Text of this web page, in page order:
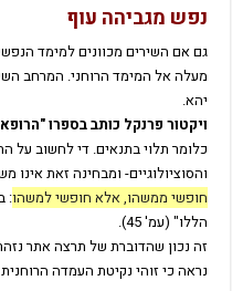
נפש מגביהה עוף
גם אם השירים מכוונים למימד
מעלה אל המימד הרוחני. המרחב
יהא.
ויקטור פרנקל כותב בספרו
כלומר תלוי בתנאים. די לחשוב על
והסוציולוגיים- ומבחינה זאת אינו
חופשי ממשהו, אלא חופשי למשהו:
הללו" (עמ' 45).
זה נכון שהדוברת של תרצה אתר
נראה כי זוהי נקיטת העמדה